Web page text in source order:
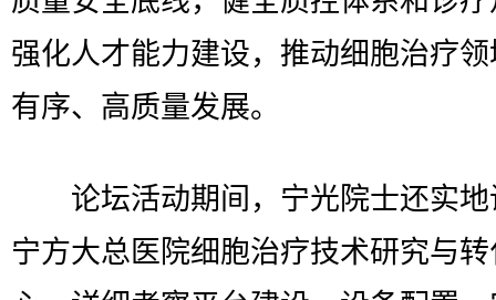
强化人才能力建设，推动细胞治疗
有序、高质量发展。
论坛活动期间，宁光院士还实地
宁方大总医院细胞治疗技术研究与